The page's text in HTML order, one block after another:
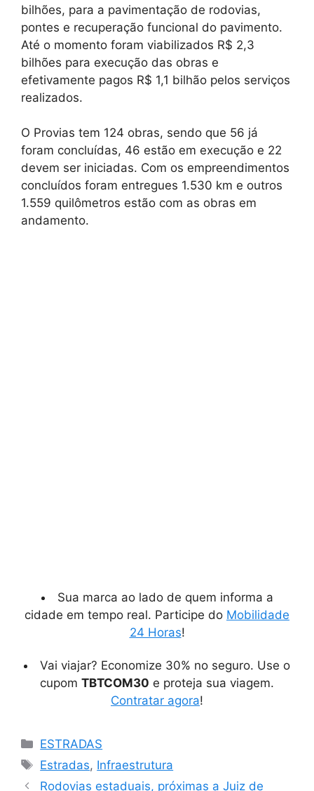
bilhões, para a pavimentação de rodovias,
pontes e recuperação funcional do pavimento.
Até o momento foram viabilizados R$ 2,3
bilhões para execução das obras e
efetivamente pagos R$ 1,1 bilhão pelos serviços
realizados.
O Provias tem 124 obras, sendo que 56 já
foram concluídas, 46 estão em execução e 22
devem ser iniciadas. Com os empreendimentos
concluídos foram entregues 1.530 km e outros
1.559 quilômetros estão com as obras em
andamento.
Sua marca ao lado de quem informa a
cidade em tempo real. Participe do Mobilidade
24 Horas!
Vai viajar? Economize 30% no seguro. Use o
cupom TBTCOM30 e proteja sua viagem.
Contratar agora!
Categorias
ESTRADAS
Tags
Estradas, Infraestrutura
Rodovias estaduais, próximas a Juiz de